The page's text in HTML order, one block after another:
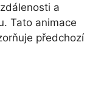
a
Tato animace
předchozí